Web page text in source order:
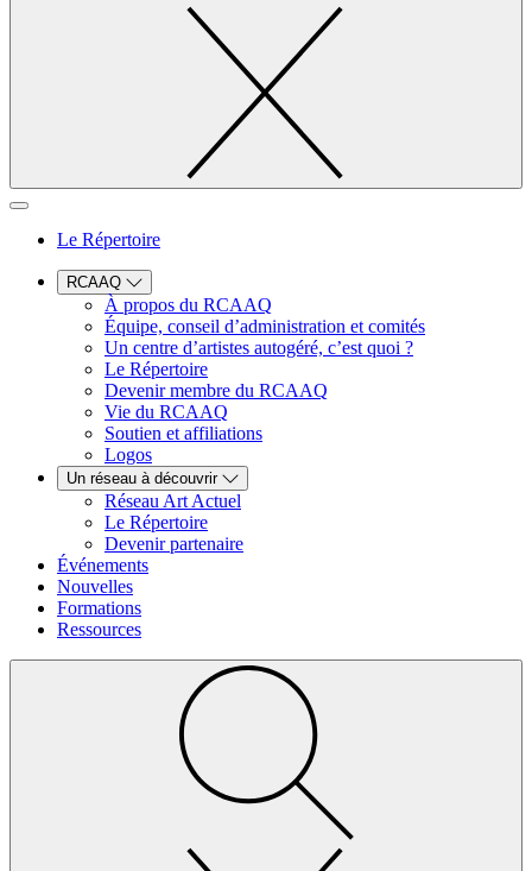
Le Répertoire
RCAAQ
À propos du RCAAQ
Équipe, conseil d’administration et comités
Un centre d’artistes autogéré, c’est quoi ?
Le Répertoire
Devenir membre du RCAAQ
Vie du RCAAQ
Soutien et affiliations
Logos
Un réseau à découvrir
Réseau Art Actuel
Le Répertoire
Devenir partenaire
Événements
Nouvelles
Formations
Ressources